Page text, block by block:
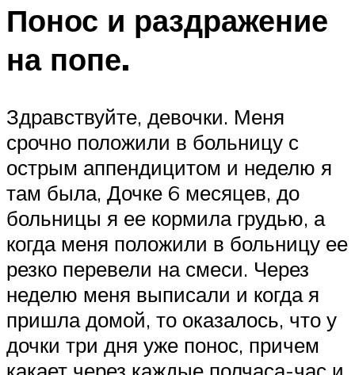
Понос и раздражение
на попе.
Здравствуйте, девочки. Меня
срочно положили в больницу с
острым аппендицитом и неделю я
там была, Дочке 6 месяцев, до
больницы я ее кормила грудью, а
когда меня положили в больницу ее
резко перевели на смеси. Через
неделю меня выписали и когда я
пришла домой, то оказалось, что у
дочки три дня уже понос, причем